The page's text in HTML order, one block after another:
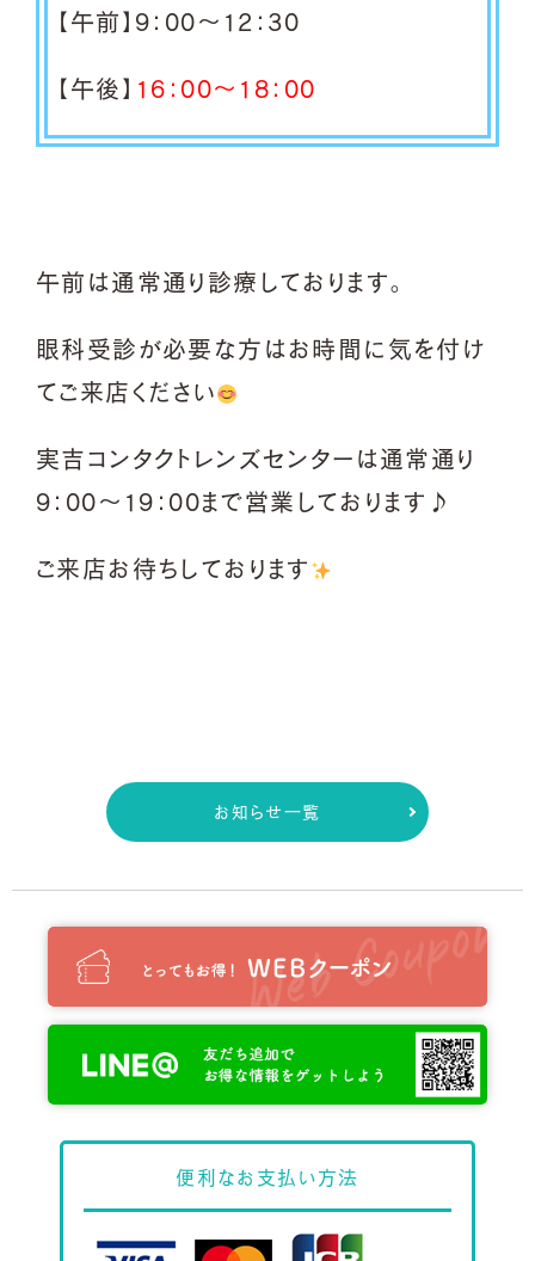
【午前】9：00～12：30
【午後】 16：00～18：00
午前は通常通り診療しております。
眼科受診が必要な方はお時間に気を付け
てご来店ください
実吉コンタクトレンズセンターは通常通り
9：00～19：00まで営業しております♪
ご来店お待ちしております
お知らせ一覧
便利なお支払い方法